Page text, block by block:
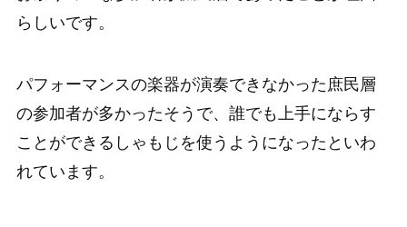
らしいです。
パフォーマンスの楽器が演奏できなかった庶民層
の参加者が多かったそうで、誰でも上手にならす
ことができるしゃもじを使うようになったといわ
れています。